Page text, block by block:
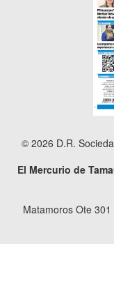
© 2026 D.R.
El Mercurio de
Matamoros Ote